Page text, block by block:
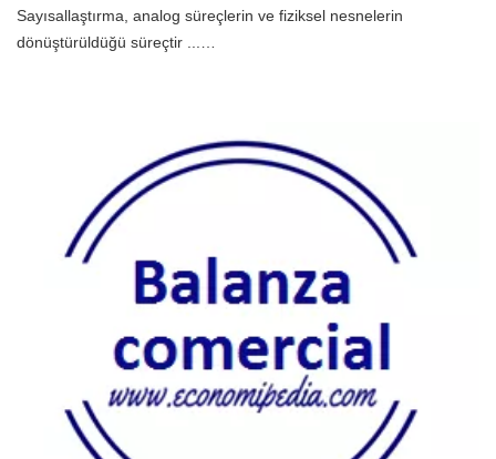
Sayısallaştırma, analog süreçlerin ve fiziksel nesnelerin
dönüştürüldüğü süreçtir ...…